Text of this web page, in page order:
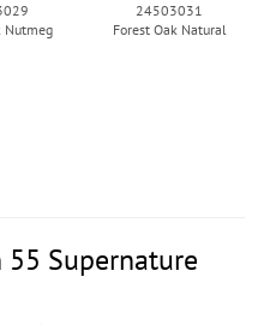
Nutmeg
24503031
Forest Oak Natural
Supernature